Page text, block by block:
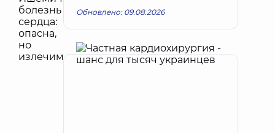
Обновлено: 09.08.2026